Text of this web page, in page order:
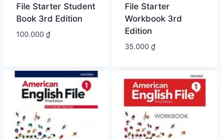
File Starter Student
Book 3rd Edition
100.000 ₫
File Starter
Workbook 3rd
Edition
35.000 ₫